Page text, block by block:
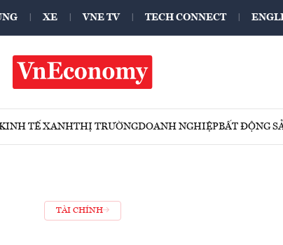
XE VNE TV TECH CONNECT
TẾ XANHTHỊ TRƯỜNGDOANH NGHIỆPBẤT ĐỘNG
TÀI CHÍNH